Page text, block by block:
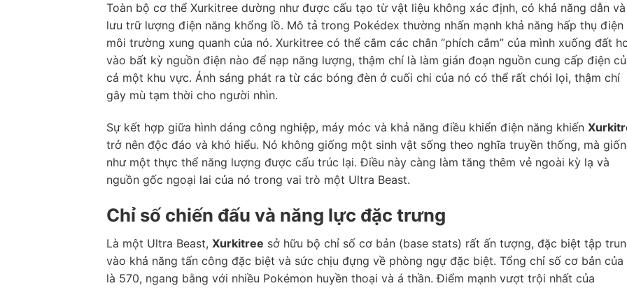
Toàn bộ cơ thể Xurkitree dường như được cấu tạo từ vật liệu không xác định, có khả năng dẫn và
lưu trữ lượng điện năng khổng lồ. Mô tả trong Pokédex thường nhấn mạnh khả năng hấp thụ
môi trường xung quanh của nó. Xurkitree có thể cắm các chân “phích cắm” của mình xuống đất
vào bất kỳ nguồn điện nào để nạp năng lượng, thậm chí là làm gián đoạn nguồn cung cấp điện
cả một khu vực. Ánh sáng phát ra từ các bóng đèn ở cuối chi của nó có thể rất chói lọi, thậm chí
gây mù tạm thời cho người nhìn.
Sự kết hợp giữa hình dáng công nghiệp, máy móc và khả năng điều khiển điện năng khiến
trở nên độc đáo và khó hiểu. Nó không giống một sinh vật sống theo nghĩa truyền thống, mà
như một thực thể năng lượng được cấu trúc lại. Điều này càng làm tăng thêm vẻ ngoài kỳ lạ và
nguồn gốc ngoại lai của nó trong vai trò một Ultra Beast.
Chỉ số chiến đấu và năng lực đặc trưng
Là một Ultra Beast, Xurkitree sở hữu bộ chỉ số cơ bản (base stats) rất ấn tượng, đặc biệt tập
vào khả năng tấn công đặc biệt và sức chịu đựng về phòng ngự đặc biệt. Tổng chỉ số cơ bản của
là 570, ngang bằng với nhiều Pokémon huyền thoại và á thần. Điểm mạnh vượt trội nhất của